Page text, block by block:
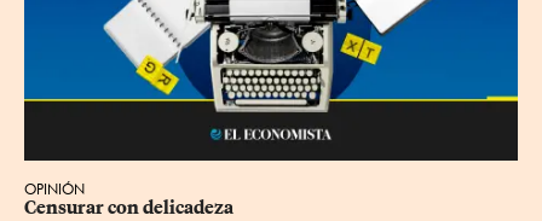
OPINIÓN
Censurar con delicadeza